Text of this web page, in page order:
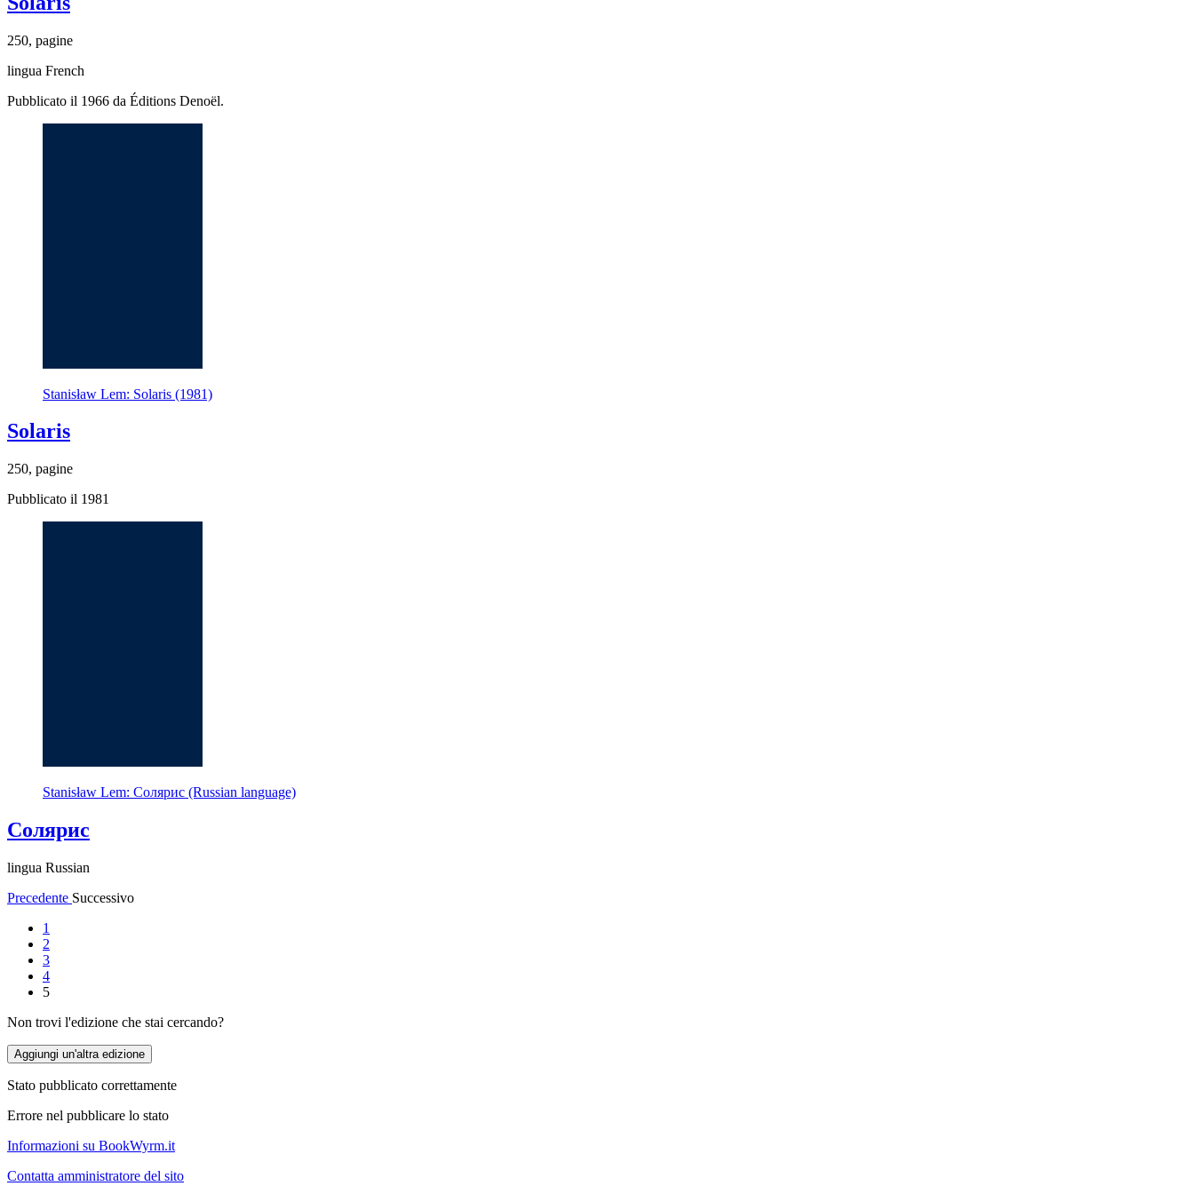
250, pagine
lingua French
Pubblicato il 1966 da Éditions Denoël.
Stanisław Lem: Solaris (1981)
Solaris
250, pagine
Pubblicato il 1981
Stanisław Lem: Солярис (Russian language)
Солярис
lingua Russian
Precedente Successivo
1
2
3
4
5
Non trovi l'edizione che stai cercando?
Aggiungi un'altra edizione
Stato pubblicato correttamente
Errore nel pubblicare lo stato
Informazioni su BookWyrm.it
Contatta amministratore del sito